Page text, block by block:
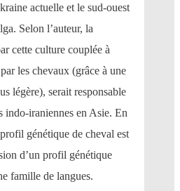
actuelle et le sud-ouest
Selon l’auteur, la
cette culture couplée à
les chevaux (grâce à une
légère), serait responsable
indo-iraniennes en Asie. En
génétique de cheval est
d’un profil génétique
famille de langues.